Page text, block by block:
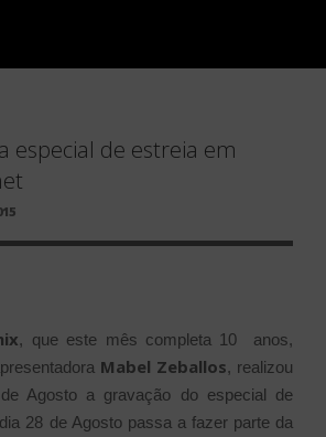
especial de estreia em
, que este mês completa 10 anos,
Mabel Zeballos, realizou
Agosto a gravação do especial de
28 de Agosto passa a fazer parte da